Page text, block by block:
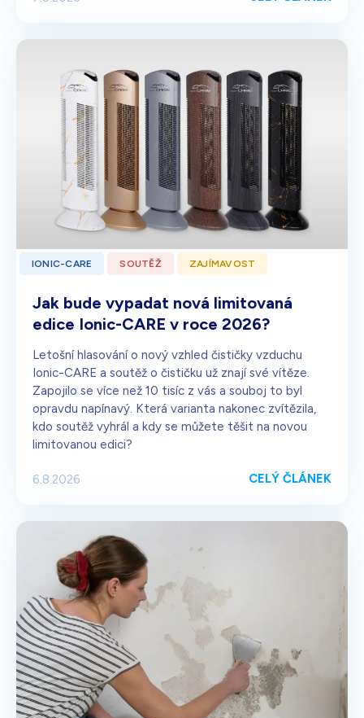
IONIC-CARE SOUTĚŽ ZAJÍMAVOST
Jak bude vypadat nová limitovaná
edice Ionic-CARE v roce 2026?
Letošní hlasování o nový vzhled čističky vzduchu
Ionic-CARE a soutěž o čističku už znají své vítěze.
Zapojilo se více než 10 tisíc z vás a souboj to byl
opravdu napínavý. Která varianta nakonec zvítězila,
kdo soutěž vyhrál a kdy se můžete těšit na novou
limitovanou edici?
6.8.2026 CELÝ ČLÁNEK